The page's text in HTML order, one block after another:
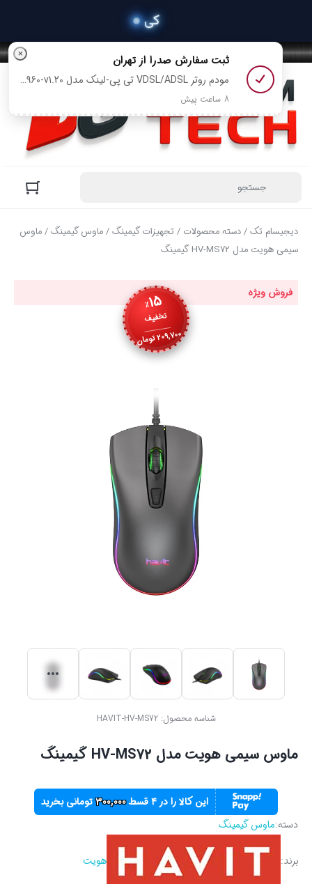
دیجیسام تک/دسته محصولات /تجهیزات گیمینگ/ماوس گیمینگ/ ماوس
سیمی هویت مدل HV-MS72 گیمینگ
فروش ویژه
٪15
تخفیف
209,700تومان
شناسه محصول:HAVIT-HV-MS72
ماوس سیمی هویت مدل HV-MS72 گیمینگ
این کالا را در ۴ قسط 300,000تومانی بخرید
دسته:ماوس گیمینگ
برند: هویت